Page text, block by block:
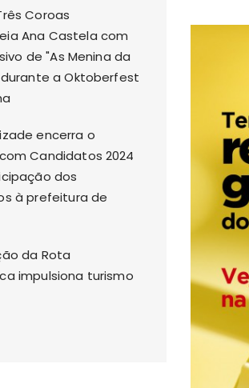
Coroas
Ana Castela com
de "As Menina da
a Oktoberfest
encerra o
Candidatos 2024
dos
à prefeitura de
da Rota
impulsiona turismo